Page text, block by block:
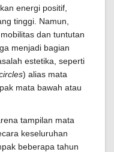
energi positif,
tinggi. Namun,
dan tuntutan
menjadi bagian
estetika, seperti
) alias mata
mata bawah atau
tampilan mata
keseluruhan
beberapa tahun